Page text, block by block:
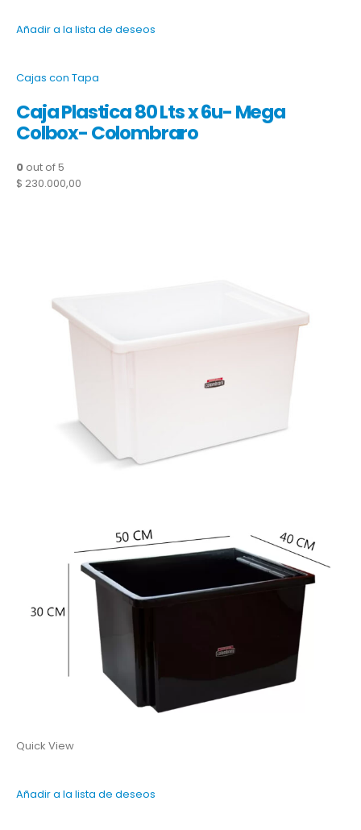
Añadir a la lista de deseos
Cajas con Tapa
Caja Plastica 80 Lts x 6u- Mega
Colbox- Colombraro
0 out of 5
$ 230.000,00
Quick View
Añadir a la lista de deseos